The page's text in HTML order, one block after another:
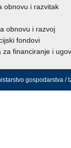
obnovu i razvitak
obnovu i razvoj
fondovi
za financiranje i
gospodarstva /